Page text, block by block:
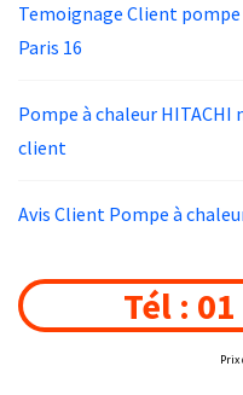
Temoignage Client
Paris 16
Pompe à chaleur
client
Avis Client Pompe à
Tél :